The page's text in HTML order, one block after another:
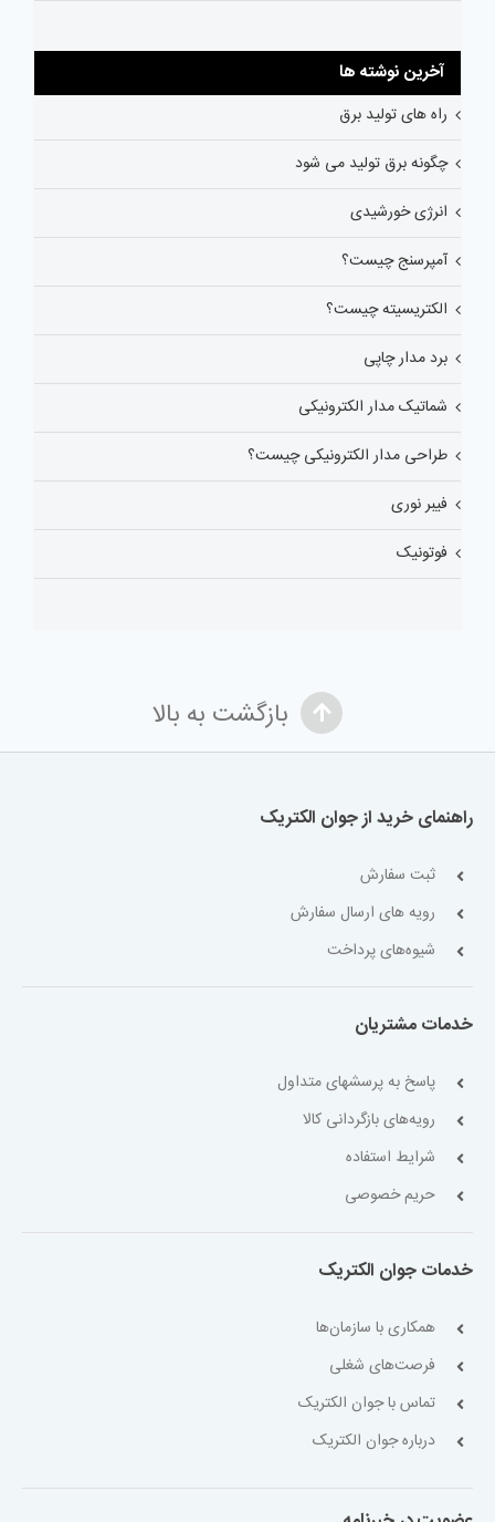
آخرین نوشته ها
راه های تولید برق
چگونه برق تولید می شود
انرژی خورشیدی
آمپرسنج چیست؟
الکتریسیته چیست؟
برد مدار چاپی
شماتیک مدار الکترونیکی
طراحی مدار الکترونیکی چیست؟
فیبر نوری
فوتونیک
بازگشت به بالا
راهنمای خرید از جوان الکتریک
ثبت سفارش
رویه های ارسال سفارش
شیوه‌های پرداخت
خدمات مشتریان
پاسخ به پرسشهای متداول
رویه‌های بازگردانی کالا
شرایط استفاده
حریم خصوصی
خدمات جوان الکتریک
همکاری با سازمان‌ها
فرصت‌های شغلی
تماس با جوان الکتریک
درباره جوان الکتریک